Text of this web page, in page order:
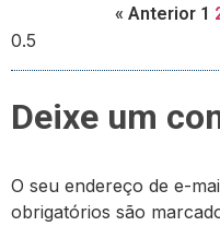
« Anterior 1
Deixe um
O seu endereço de e-
obrigatórios são